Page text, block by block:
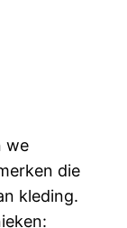
we
die
kleding.